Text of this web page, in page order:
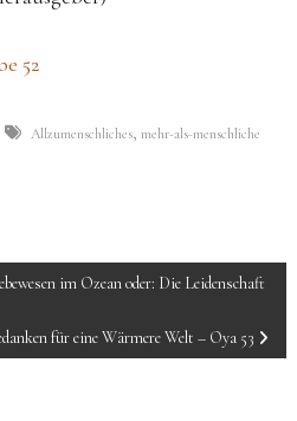
52
Allzumenschliches, mehr-als-menschliche
im Ozean oder: Die Leidenschaft
für eine Wärmere Welt – Oya 53